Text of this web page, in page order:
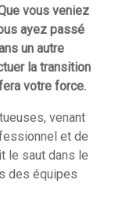
vous veniez
ayez passé
un autre
la transition
votre force.
venant
et de
le saut dans le
des équipes